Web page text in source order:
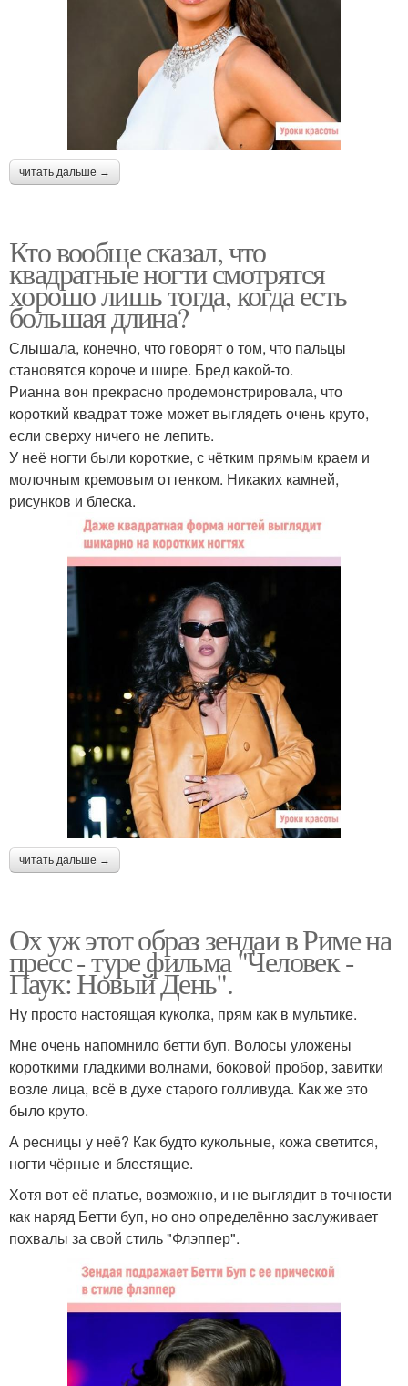
читать дальше →
Кто вообще сказал, что
квадратные ногти смотрятся
хорошо лишь тогда, когда есть
большая длина?
Слышала, конечно, что говорят о том, что пальцы
становятся короче и шире. Бред какой-то.
Рианна вон прекрасно продемонстрировала, что
короткий квадрат тоже может выглядеть очень круто,
если сверху ничего не лепить.
У неё ногти были короткие, с чётким прямым краем и
молочным кремовым оттенком. Никаких камней,
рисунков и блеска.
читать дальше →
Ох уж этот образ зендаи в Риме на
пресс - туре фильма "Человек -
Паук: Новый День".
Ну просто настоящая куколка, прям как в мультике.
Мне очень напомнило бетти буп. Волосы уложены
короткими гладкими волнами, боковой пробор, завитки
возле лица, всё в духе старого голливуда. Как же это
было круто.
А ресницы у неё? Как будто кукольные, кожа светится,
ногти чёрные и блестящие.
Хотя вот её платье, возможно, и не выглядит в точности
как наряд Бетти буп, но оно определённо заслуживает
похвалы за свой стиль "Флэппер".